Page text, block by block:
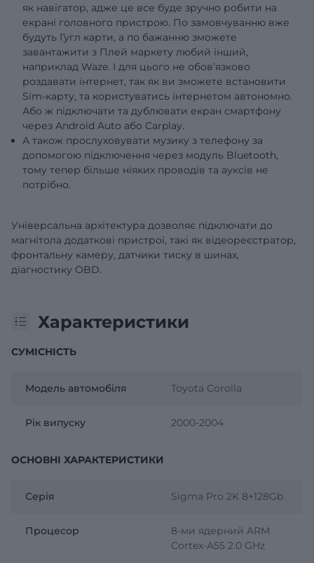
як навігатор, адже це все буде зручно робити на
екрані головного пристрою. По замовчуванню вже
будуть Гугл карти, а по бажанню зможете
завантажити з Плей маркету любий інший,
наприклад Waze. І для цього не обовʼязково
роздавати інтернет, так як ви зможете встановити
Sim-карту, та користуватись інтернетом автономно.
Або ж підключати та дублювати екран смартфону
через Android Auto або Carplay.
А також прослуховувати музику з телефону за
допомогою підключення через модуль Bluetooth,
тому тепер більше ніяких проводів та ауксів не
потрібно.
Універсальна архітектура дозволяє підключати до
магнітола додаткові пристрої, такі як відеореєстратор,
фронтальну камеру, датчики тиску в шинах,
діагностику OBD.
Характеристики
СУМІСНІСТЬ
Модель автомобіля Toyota Corolla
Рік випуску 2000-2004
ОСНОВНІ ХАРАКТЕРИСТИКИ
Серія Sigma Pro 2K 8+128Gb
Процесор
8-ми ядерний ARM
Cortex-A55 2.0 GHz